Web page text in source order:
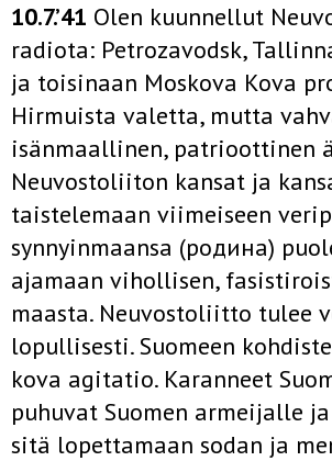
10.7.’41 Olen kuunnellut
radiota: Petrozavodsk,
ja toisinaan Moskova Kova
Hirmuista valetta, mutta
isänmaallinen, patrioottinen
Neuvostoliiton kansat ja
taistelemaan viimeiseen
synnyinmaansa (родина)
ajamaan vihollisen,
maasta. Neuvostoliitto tulee
lopullisesti. Suomeen
kova agitatio. Karanneet
puhuvat Suomen armeijalle
sitä lopettamaan sodan ja